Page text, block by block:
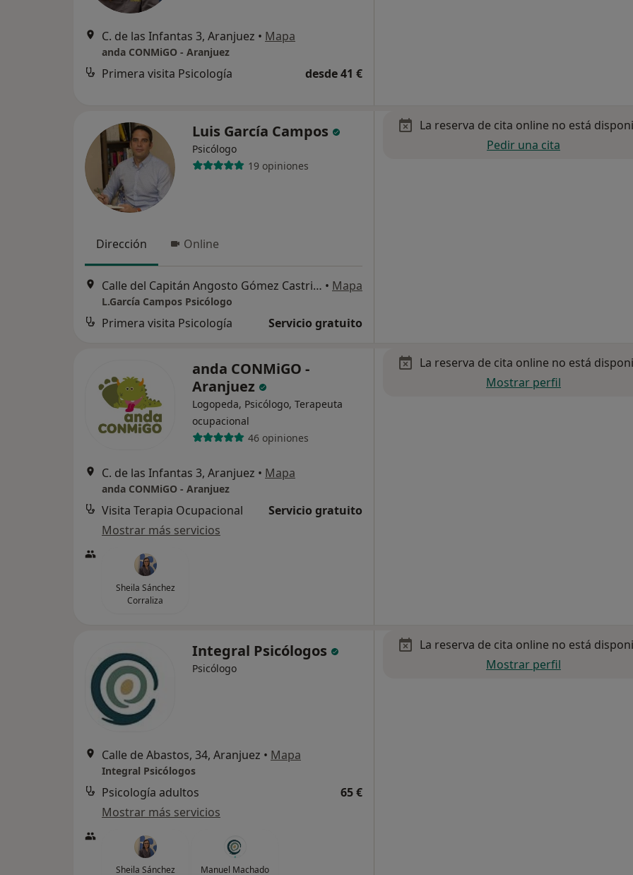
C. de las Infantas 3, Aranjuez • Mapa
anda CONMiGO - Aranjuez
Primera visita Psicología desde 41 €
Luis García Campos
Psicólogo
19 opiniones
Dirección Online
Calle del Capitán Angosto Gómez Castrillón 122, Aranjuez • Mapa
L.García Campos Psicólogo
Primera visita Psicología Servicio gratuito
La reserva de cita online no está
Pedir una cita
anda CONMiGO -
Aranjuez
Logopeda, Psicólogo, Terapeuta
ocupacional
46 opiniones
C. de las Infantas 3, Aranjuez • Mapa
anda CONMiGO - Aranjuez
Visita Terapia Ocupacional
Servicio gratuito
Mostrar más servicios
Sheila Sánchez
Corraliza
La reserva de cita online no está
Mostrar perfil
Integral Psicólogos
Psicólogo
Calle de Abastos, 34, Aranjuez • Mapa
Integral Psicólogos
Psicología adultos
65 €
Mostrar más servicios
Sheila Sánchez Manuel Machado
La reserva de cita online no está
Mostrar perfil